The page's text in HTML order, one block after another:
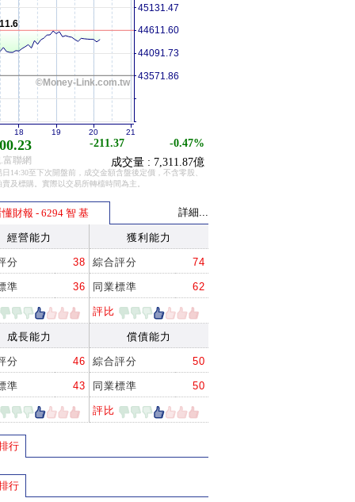
©Money-Link.com.tw
-211.37
-0.47%
成交量 : 7,311.87億
18 19 20 21
43571.86
44091.73
44611.60
45131.47
聯網
14:30至下次開盤前，成交金額含盤後定價，不含零股、
及標購。實際以交易所轉檔時間為主。
懂財報 - 6294 智 基 詳細...
經營能力 獲利能力
分 38 綜合評分 74
準 36 同業標準 62
評比
成長能力 償債能力
分 46 綜合評分 50
準 43 同業標準 50
評比
行
行